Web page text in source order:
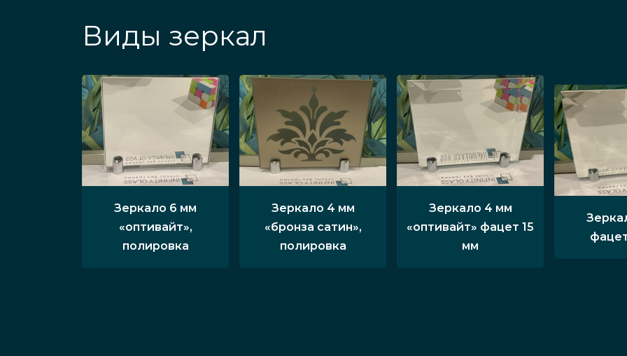
Виды зеркал
Зеркало 6 мм
«оптивайт»,
полировка
Зеркало 4 мм
«бронза сатин»,
полировка
Зеркало 4 мм
«оптивайт» фацет 15
мм